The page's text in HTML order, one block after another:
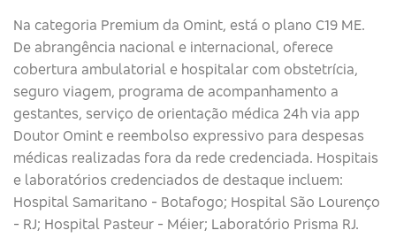
Na categoria Premium da Omint, está o plano C19 ME.
De abrangência nacional e internacional, oferece
cobertura ambulatorial e hospitalar com obstetrícia,
seguro viagem, programa de acompanhamento a
gestantes, serviço de orientação médica 24h via app
Doutor Omint e reembolso expressivo para despesas
médicas realizadas fora da rede credenciada. Hospitais
e laboratórios credenciados de destaque incluem:
Hospital Samaritano - Botafogo; Hospital São Lourenço
- RJ; Hospital Pasteur - Méier; Laboratório Prisma RJ.